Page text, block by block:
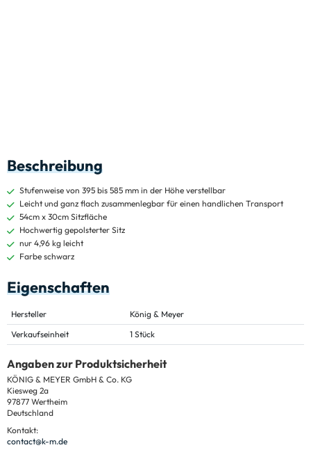
Beschreibung
Stufenweise von 395 bis 585 mm in der Höhe verstellbar
Leicht und ganz flach zusammenlegbar für einen handlichen Transport
54cm x 30cm Sitzfläche
Hochwertig gepolsterter Sitz
nur 4,96 kg leicht
Farbe schwarz
Eigenschaften
Hersteller
König & Meyer
Verkaufseinheit
1 Stück
Angaben zur Produktsicherheit
KÖNIG & MEYER GmbH & Co. KG
Kiesweg 2a
97877 Wertheim
Deutschland
Kontakt:
contact@k-m.de